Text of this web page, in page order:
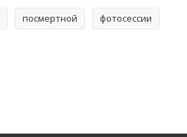
посмертной фотосессии